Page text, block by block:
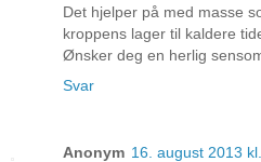
Det hjelper på med masse
kroppens lager til kaldere
Ønsker deg en herlig
Svar
Anonym 16. august 2013